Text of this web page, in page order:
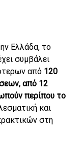
Ελλάδα, το
συμβάλει
από 120
από 12
περίπου το
και
στη